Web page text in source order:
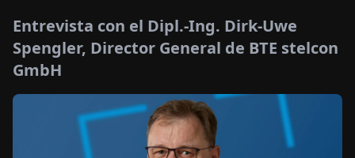
PAPEL
Entrevista con el Dipl.-Ing. Dirk-Uwe
Spengler, Director General de BTE stelcon
GmbH